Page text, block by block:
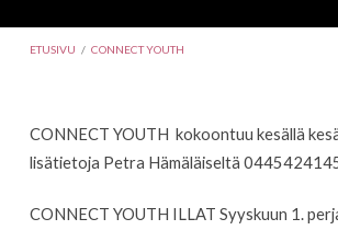
ETUSIVU / CONNECT YOUTH
Connect
CONNECT YOUTH kokoontuu kesällä
lisätietoja Petra Hämäläiseltä
CONNECT YOUTH ILLAT Syyskuun 1.